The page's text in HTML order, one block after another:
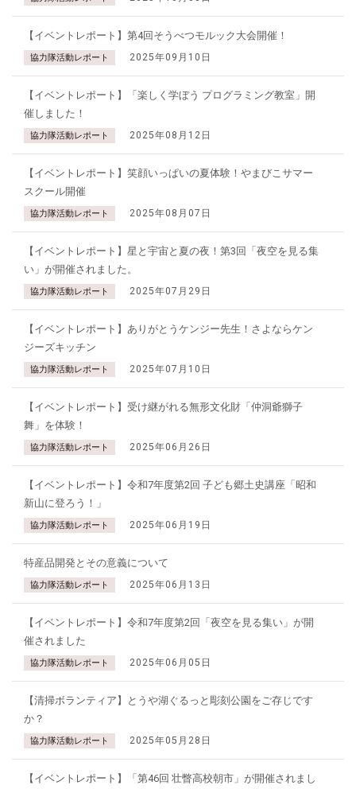
【イベントレポート】第4回そうべつモルック大会開催！
協力隊活動レポート 2025年09月10日
【イベントレポート】「楽しく学ぼう プログラミング教室」開
催しました！
協力隊活動レポート 2025年08月12日
【イベントレポート】笑顔いっぱいの夏体験！やまびこサマー
スクール開催
協力隊活動レポート 2025年08月07日
【イベントレポート】星と宇宙と夏の夜！第3回「夜空を見る集
い」が開催されました。
協力隊活動レポート 2025年07月29日
【イベントレポート】ありがとうケンジー先生！さよならケン
ジーズキッチン
協力隊活動レポート 2025年07月10日
【イベントレポート】受け継がれる無形文化財「仲洞爺獅子
舞」を体験！
協力隊活動レポート 2025年06月26日
【イベントレポート】令和7年度第2回 子ども郷土史講座「昭和
新山に登ろう！」
協力隊活動レポート 2025年06月19日
特産品開発とその意義について
協力隊活動レポート 2025年06月13日
【イベントレポート】令和7年度第2回「夜空を見る集い」が開
催されました
協力隊活動レポート 2025年06月05日
【清掃ボランティア】とうや湖ぐるっと彫刻公園をご存じです
か？
協力隊活動レポート 2025年05月28日
【イベントレポート】「第46回 壮瞥高校朝市」が開催されまし